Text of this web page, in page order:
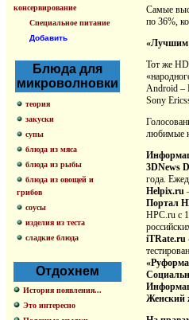
консервирование
Специальное питание
Добавить
Блюда для
микроволновки
теория
закуски
супы
блюда из мяса
блюда из рыбы
блюда из овощей и
грибов
соусы
изделия из теста
сладкие блюда
Отдохнем
История появления...
Это интересно
Самые
по 36%,
«Лучшим
Тот же
Android –
Sony
любимые
3DNews
года.
Helpix.ru
Портал
HPC.ru с
iTRate.ru
Женский